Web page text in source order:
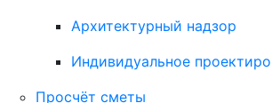
Архитектурный надзор
Индивидуальное
Просчёт сметы